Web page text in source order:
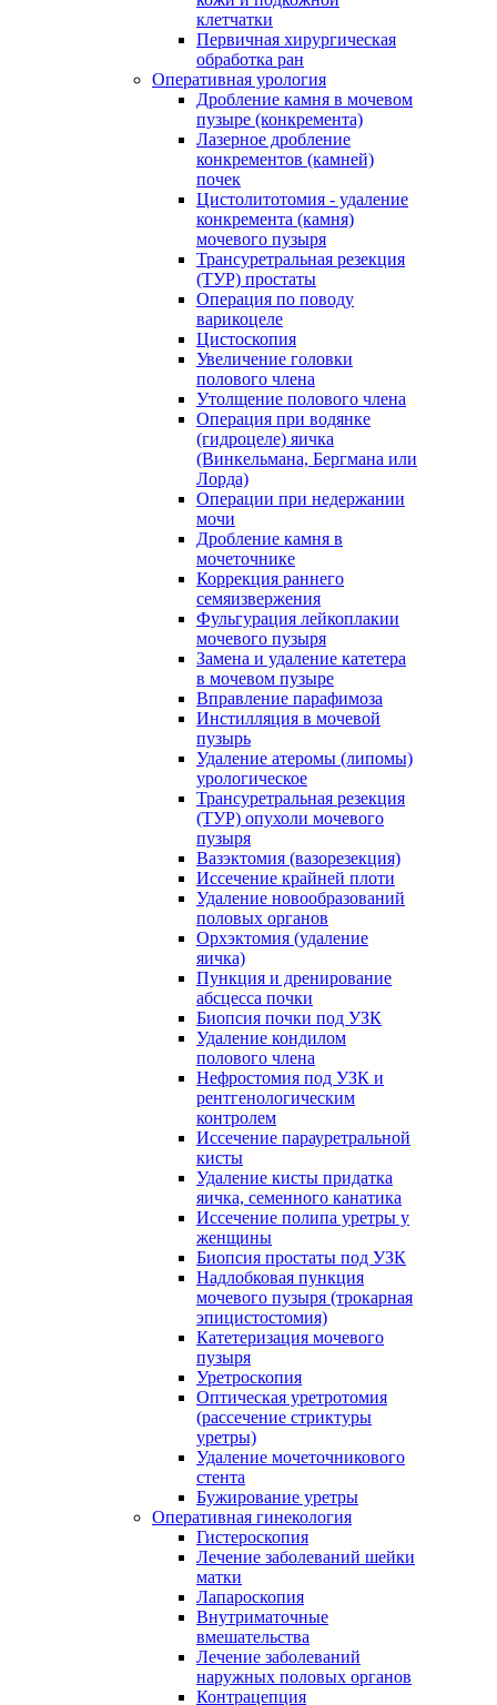
клетчатки
Первичная хирургическая
обработка ран
Оперативная урология
Дробление камня в мочевом
пузыре (конкремента)
Лазерное дробление
конкрементов (камней)
почек
Цистолитотомия - удаление
конкремента (камня)
мочевого пузыря
Трансуретральная резекция
(ТУР) простаты
Операция по поводу
варикоцеле
Цистоскопия
Увеличение головки
полового члена
Утолщение полового члена
Операция при водянке
(гидроцеле) яичка
(Винкельмана, Бергмана или
Лорда)
Операции при недержании
мочи
Дробление камня в
мочеточнике
Коррекция раннего
семяизвержения
Фульгурация лейкоплакии
мочевого пузыря
Замена и удаление катетера
в мочевом пузыре
Вправление парафимоза
Инстилляция в мочевой
пузырь
Удаление атеромы (липомы)
урологическое
Трансуретральная резекция
(ТУР) опухоли мочевого
пузыря
Вазэктомия (вазорезекция)
Иссечение крайней плоти
Удаление новообразований
половых органов
Орхэктомия (удаление
яичка)
Пункция и дренирование
абсцесса почки
Биопсия почки под УЗК
Удаление кондилом
полового члена
Нефростомия под УЗК и
рентгенологическим
контролем
Иссечение парауретральной
кисты
Удаление кисты придатка
яичка, семенного канатика
Иссечение полипа уретры у
женщины
Биопсия простаты под УЗК
Надлобковая пункция
мочевого пузыря (трокарная
эпицистостомия)
Катетеризация мочевого
пузыря
Уретроскопия
Оптическая уретротомия
(рассечение стриктуры
уретры)
Удаление мочеточникового
стента
Бужирование уретры
Оперативная гинекология
Гистероскопия
Лечение заболеваний шейки
матки
Лапароскопия
Внутриматочные
вмешательства
Лечение заболеваний
наружных половых органов
Контрацепция